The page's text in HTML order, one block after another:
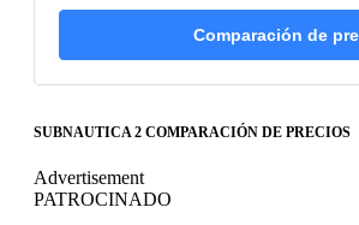
Comparación de
SUBNAUTICA 2 COMPARACIÓN DE PRECIOS
Advertisement
PATROCINADO